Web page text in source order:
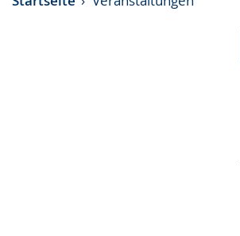
Abspielen
Pausieren